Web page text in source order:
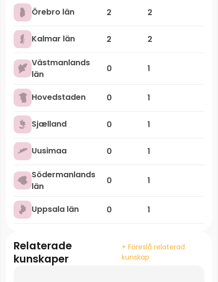
Örebro län 2 2
Kalmar län 2 2
Västmanlands
län
0 1
Hovedstaden 0 1
Sjælland 0 1
Uusimaa 0 1
Södermanlands
län
0 1
Uppsala län 0 1
Relaterade
kunskaper
+ Föreslå relaterad
kunskap